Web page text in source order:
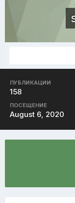
ПУБЛИКАЦИИ
158
ПОСЕЩЕНИЕ
August 6, 2020